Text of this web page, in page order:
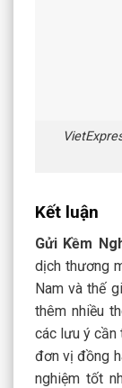
Kết luận
Gửi Kềm
dịch thương
Nam và thế
thêm nhiều
các lưu ý cần
đơn vị đồng
nghiệm tốt